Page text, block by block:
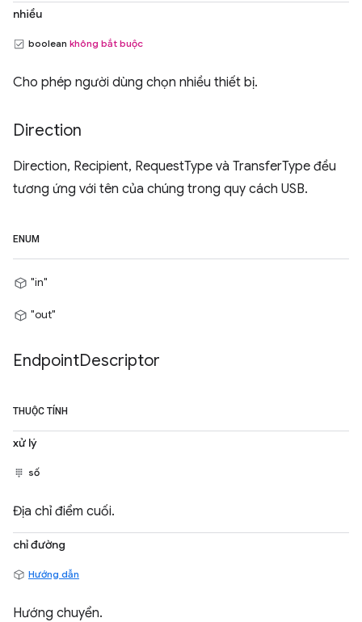
nhiều
boolean không bắt buộc
Cho phép người dùng chọn nhiều thiết bị.
Direction
Direction, Recipient, RequestType và TransferType đều
tương ứng với tên của chúng trong quy cách USB.
ENUM
"in"
"out"
EndpointDescriptor
THUỘC TÍNH
xử lý
số
Địa chỉ điểm cuối.
chỉ đường
Hướng dẫn
Hướng chuyển.